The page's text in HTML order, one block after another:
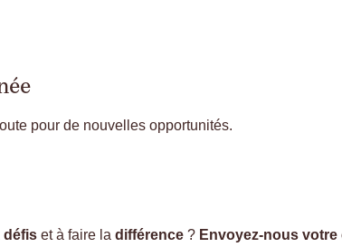
pour de nouvelles opportunités.
défis et à faire la différence ? Envoyez-nous